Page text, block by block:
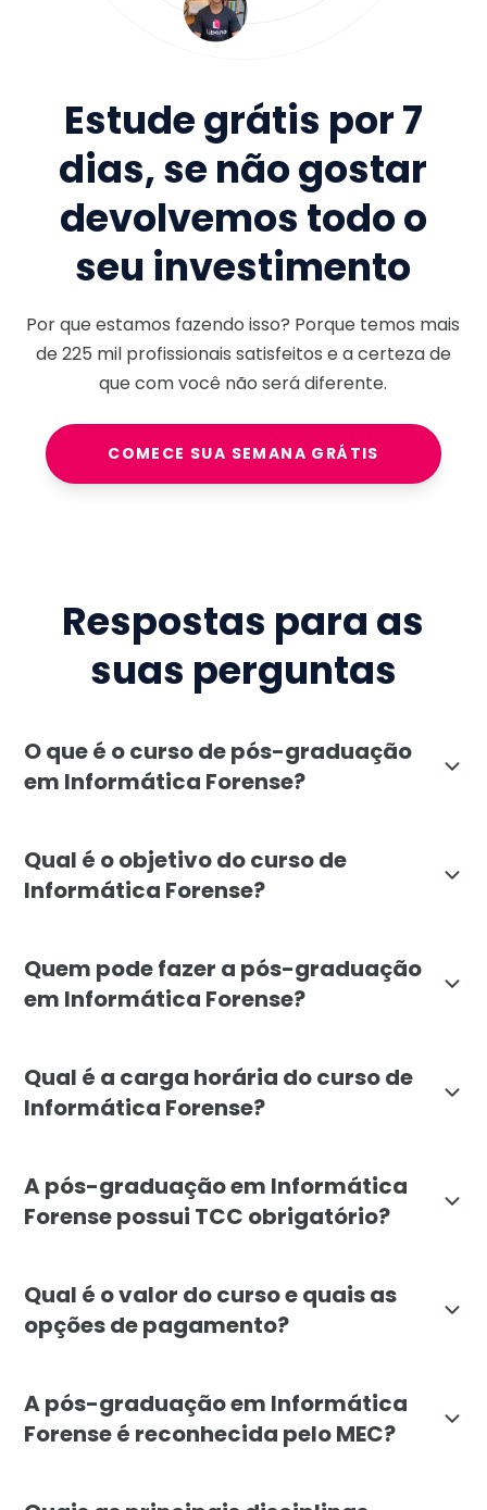
Estude grátis por 7
dias, se não gostar
devolvemos todo o
seu investimento
Por que estamos fazendo isso? Porque temos mais
de225 milprofissionais satisfeitos e a certeza de
que com você não será diferente.
COMECE SUA SEMANA GRÁTIS
Respostas para as
suas perguntas
O que é o curso de pós-graduação
em Informática Forense?
Qual é o objetivo do curso de
Informática Forense?
Quem pode fazer a pós-graduação
em Informática Forense?
Qual é a carga horária do curso de
Informática Forense?
A pós-graduação em Informática
Forense possui TCC obrigatório?
Qual é o valor do curso e quais as
opções de pagamento?
A pós-graduação em Informática
Forense é reconhecida pelo MEC?